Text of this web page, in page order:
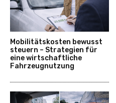
Mobilitätskosten bewusst
steuern – Strategien für
eine wirtschaftliche
Fahrzeugnutzung